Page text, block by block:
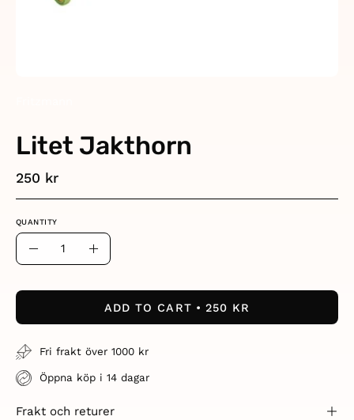
Litet Jakthorn
250 kr
QUANTITY
Quantity
Decrease Increase
ADD TO CART 250 KR
Fri frakt över 1000 kr
Öppna köp i 14 dagar
Frakt och returer